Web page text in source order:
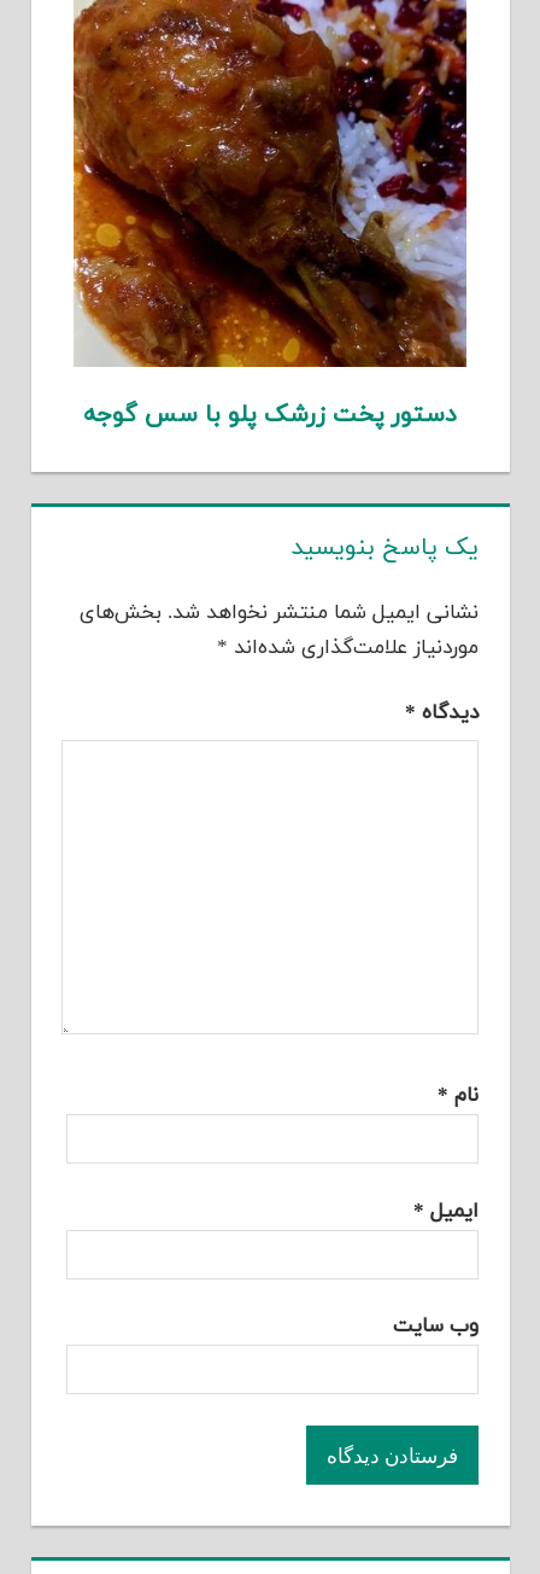
دستور پخت زرشک پلو با سس گوجه
یک پاسخ بنویسید
نشانی ایمیل شما منتشر نخواهد شد. بخش‌های
موردنیاز علامت‌گذاری شده‌اند *
دیدگاه*
نام*
ایمیل*
وب‌ سایت